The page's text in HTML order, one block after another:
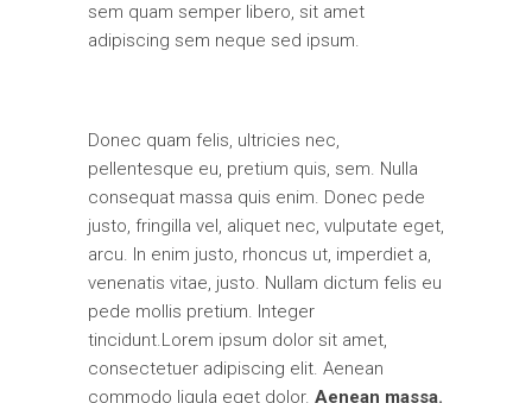
sem quam semper libero, sit amet
adipiscing sem neque sed ipsum.
Donec quam felis, ultricies nec,
pellentesque eu, pretium quis, sem. Nulla
consequat massa quis enim. Donec pede
justo, fringilla vel, aliquet nec, vulputate eget,
arcu. In enim justo, rhoncus ut, imperdiet a,
venenatis vitae, justo. Nullam dictum felis eu
pede mollis pretium. Integer
tincidunt.Lorem ipsum dolor sit amet,
consectetuer adipiscing elit. Aenean
commodo ligula eget dolor. Aenean massa.